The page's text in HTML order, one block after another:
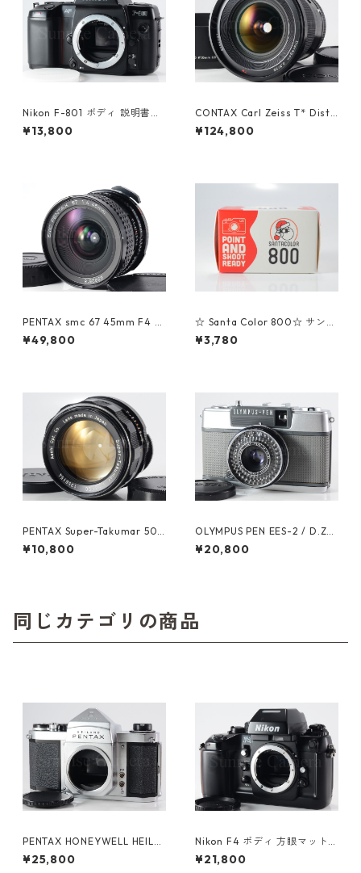
Nikon F-801 ボディ 説明書付
ニコン（61270）
¥13,800
CONTAX Carl Zeiss T* Dista
gon 35mm F3.5 645用 コン
タックス (23628)
¥124,800
PENTAX smc 67 45mm F4 ペ
ンタックス (61366)
¥49,800
☆ Santa Color 800☆ サンタ
カラーネガフィルム 36枚撮り
(K058)
¥3,780
PENTAX Super-Takumar 50
mm F1.4 M42 整備済 ペンタ
ックス 人気オールドレンズ (6
¥10,800
OLYMPUS PEN EES-2 / D.Zui
ko 30mm F2.8 オーバーホー
ル済 オリンパス (60590)
¥20,800
同じカテゴリの商品
PENTAX HONEYWELL HEILA
ND H2 ペンタックス (61376)
¥25,800
Nikon F4 ボディ 方眼マット
スクリーン（E） / マットスク
リーン（B）付 ニコン（6124
¥21,800